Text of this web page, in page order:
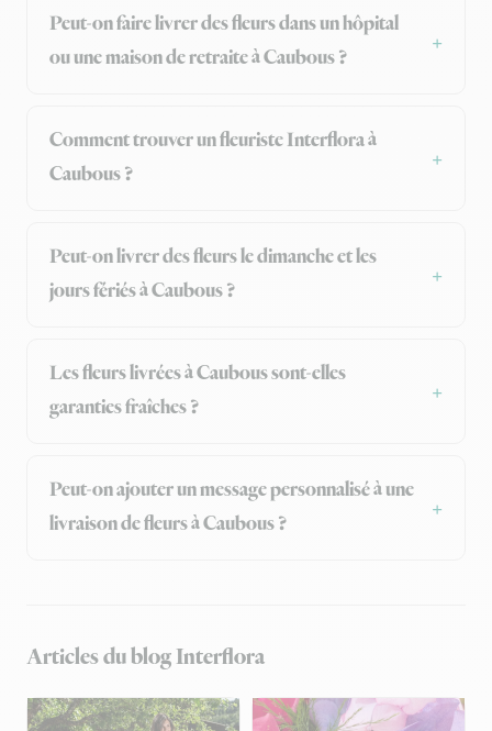
Peut-on faire livrer des fleurs dans un hôpital
ou une maison de retraite à Caubous ?
Comment trouver un fleuriste Interflora à
Caubous ?
Peut-on livrer des fleurs le dimanche et les
jours fériés à Caubous ?
Les fleurs livrées à Caubous sont-elles
garanties fraîches ?
Peut-on ajouter un message personnalisé à une
livraison de fleurs à Caubous ?
Articles du blog Interflora